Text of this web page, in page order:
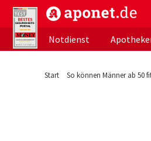
aponet.de - Das offizielle
Notdienst
Start So können Männer ab 50